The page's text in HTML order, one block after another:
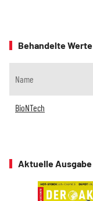
Behandelte Werte
Name
BioNTech
Aktuelle Ausgabe